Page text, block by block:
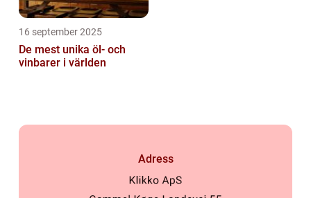
16 september 2025
De mest unika öl- och
vinbarer i världen
Adress